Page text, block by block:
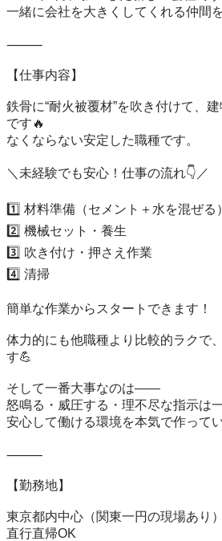
一緒に会社を大きくしてくれる仲間
⸻
【仕事内容】
鉄骨に“耐火被覆材”を吹き付けて、
です🔥
なくならない安定した職種です。
＼未経験でも安心！仕事の流れ👇／
1️⃣ 材料準備（セメント＋水を混ぜる）
2️⃣ 機械セット・養生
3️⃣ 吹き付け・押さえ作業
4️⃣ 清掃
簡単な作業からスタートできます！
体力的にも他職種より比較的ラクで
す💪
そして一番大事なのは――
怒鳴る・威圧する・理不尽な指示は
安心して働ける環境を本気で作ってい
⸻
【勤務地】
東京都内中心（関東一円の現場あり）
直行直帰OK